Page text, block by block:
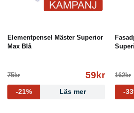
Elementpensel Mäster Superior
Max Blå
75kr 59kr
-21% Läs mer
162kr
-